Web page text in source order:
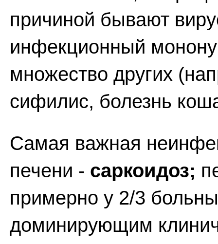
причиной бывают
инфекционный
множество других
сифилис, болезнь
Самая важная
печени - саркоидоз;
примерно у 2/3
доминирующим